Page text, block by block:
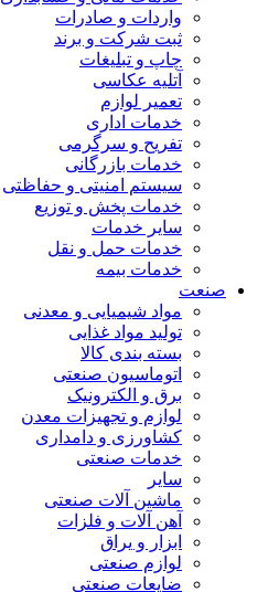
واردات و صادرات
ثبت شرکت و برند
چاپ و تبلیغات
آتلیه عکاسی
تعمیر لوازم
خدمات اداری
تفریح و سرگرمی
خدمات بازرگانی
سیستم امنیتی و حفاظتی
خدمات پخش و توزیع
سایر خدمات
خدمات حمل و نقل
خدمات بیمه
صنعت
مواد شیمیایی و معدنی
تولید مواد غذایی
بسته بندی کالا
اتوماسیون صنعتی
برق و الکترونیک
لوازم و تجهیزات معدن
کشاورزی و دامداری
خدمات صنعتی
سایر
ماشین آلات صنعتی
آهن آلات و فلزات
ابزار و یراق
لوازم صنعتی
ضایعات صنعتی